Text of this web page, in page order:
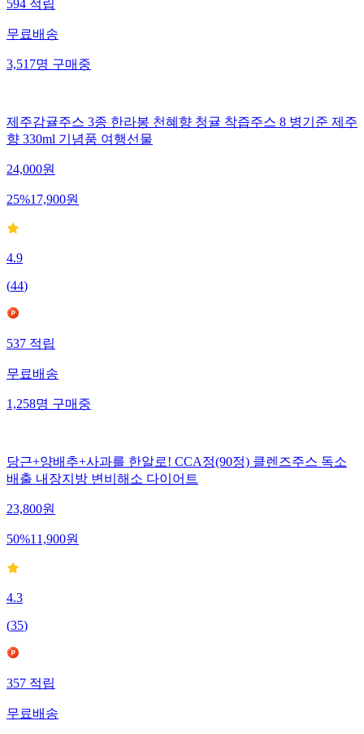
594적립
무료배송
3,517명구매중
제주감귤주스 3종 한라봉 천혜향 청귤 착즙주스 8 병기준 제주
향 330ml 기념품 여행선물
24,000원
25%17,900원
4.9
(44)
537적립
무료배송
1,258명구매중
당근+양배추+사과를 한알로! CCA정(90정) 클렌즈주스 독소
배출 내장지방 변비해소 다이어트
23,800원
50%11,900원
4.3
(35)
357적립
무료배송